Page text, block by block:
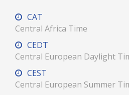
CAT
Central Africa Time
CEDT
Central European Daylight
CEST
Central European Summer